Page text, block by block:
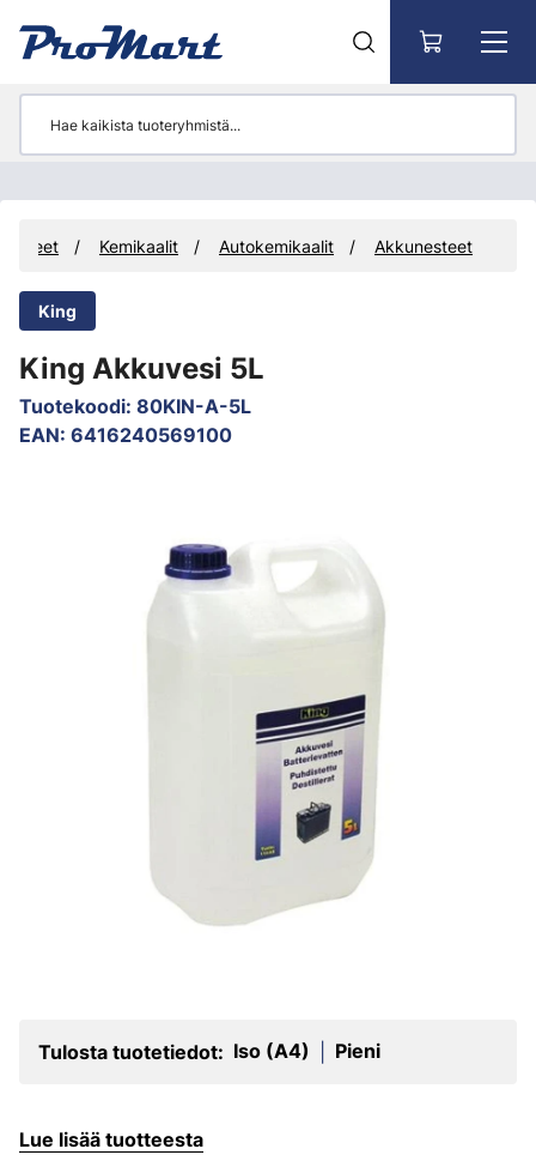
Kemikaalit Autokemikaalit Akkunesteet
King
King Akkuvesi 5L
Tuotekoodi: 80KIN-A-5L
EAN: 6416240569100
Tulosta tuotetiedot: Iso (A4) Pieni
Lue lisää tuotteesta